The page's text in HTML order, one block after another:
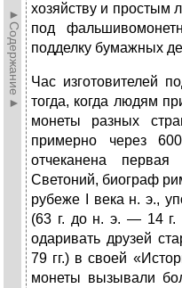
►Содержание►
хозяйству и простым
под
подделку бумажных
Час изготовителей
тогда, когда людям
монеты разных
примерно через
отчеканена
Светоний, биограф
рубеже I века н. э.,
(63 г. до н. э. — 14 г.
одаривать друзей
79 гг.) в своей
монеты вызывали